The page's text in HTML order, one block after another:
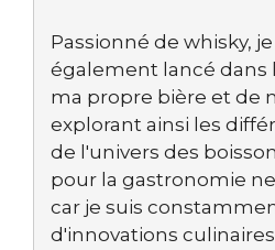
Passionné de whisky,
également lancé dans
ma propre bière et de
explorant ainsi les
de l'univers des
pour la gastronomie
car je suis
d'innovations